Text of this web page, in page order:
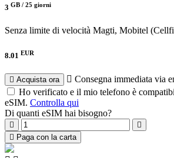
3 GB / 25 giorni
Senza limite di velocità Magti, Mobitel
8.01 EUR
Acquista ora
Consegna immediata via
Ho verificato e il mio telefono è
eSIM. Controlla qui
Di quanti eSIM hai bisogno?
Paga con la carta